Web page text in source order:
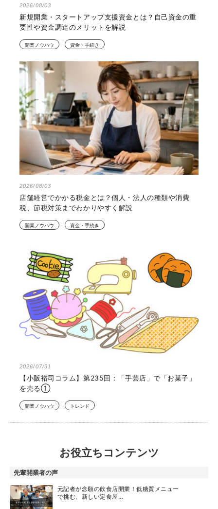
2026/08/03
新規開業・スタートアップ支援資金とは？自己資金の重
要性や資金調達のメリットを解説
開業ノウハウ 資金・手続き
2026/08/03
店舗経営でかかる税金とは？個人・法人の種類や消費
税、節税対策までわかりやすく解説
開業ノウハウ 資金・手続き
2026/07/31
【小阪裕司コラム】第235回：「手芸店」で「お菓子」
を売る①
開業ノウハウ トレンド
お役立ちコンテンツ
先輩開業者の声
元記者が念願の飲食店開業！低糖質メニュー
で挑む、新しい定食屋…